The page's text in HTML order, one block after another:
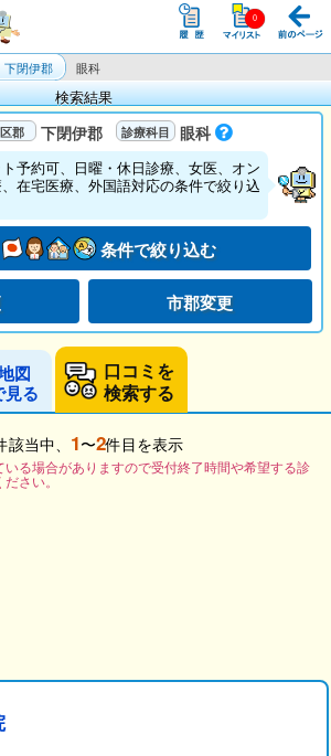
下閉伊郡 眼科
検索結果
下閉伊郡 眼科
予約可、日曜・休日診療、女医、オン
在宅医療、外国語対応の条件で絞り込
条件で絞り込む
市郡変更
図
見る
口コミを
検索する
該当中、 1〜2件目を表示
る場合がありますので受付終了時間や希望する診
さい。